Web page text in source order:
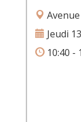
Jeudi
10:40 -